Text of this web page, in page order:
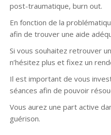
post-traumatique, burn out.
En fonction de la
afin de trouver une aide
Si vous souhaitez retrouver
n’hésitez plus et fixez un
Il est important de vous
séances afin de pouvoir
Vous aurez une part active
guérison.